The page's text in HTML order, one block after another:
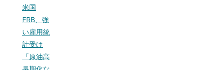
米国
FRB、強
い雇用統
計受け
「原油高